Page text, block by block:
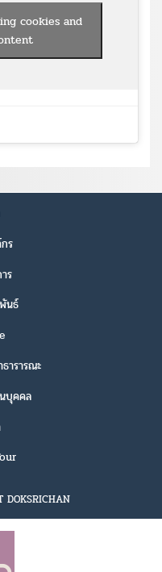
cookies and
ร
ร
นธ์
ารารณะ
บุคคล
DOKSRICHAN